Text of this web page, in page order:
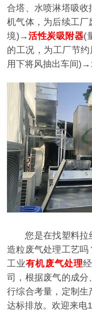
合塔、水喷淋塔吸
机气体，为后续工
境)→活性炭吸附器(
的工况，为工厂节
用下将风抽出车间
您是在找塑料拉
造粒废气处理工艺
工业有机废气处理
司，根据废气的成
行综合考量，定制
达标排放。欢迎来电